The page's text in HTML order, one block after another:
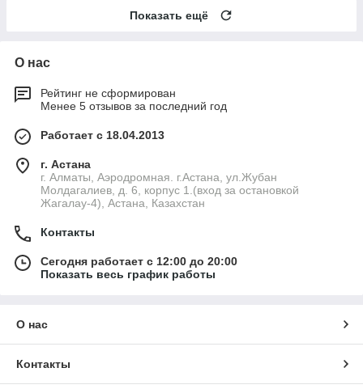
Показать ещё
О нас
Рейтинг не сформирован
Менее 5 отзывов за последний год
Работает с 18.04.2013
г. Астана
г. Алматы, Аэродромная. г.Астана, ул.Жубан
Молдагалиев, д. 6, корпус 1.(вход за остановкой
Жагалау-4), Астана, Казахстан
Контакты
Сегодня работает с 12:00 до 20:00
Показать весь график работы
О нас
Контакты